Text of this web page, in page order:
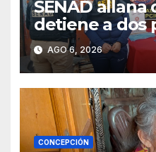
SENAD allana
detiene a dos
presunto
Concepción
AGO 6, 2026
CONCEPCIÓN